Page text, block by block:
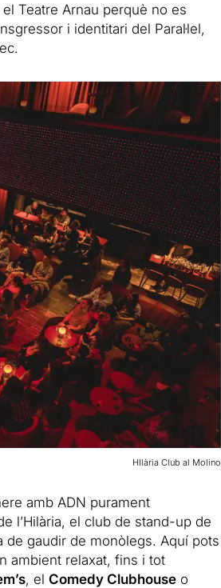
Teatre Arnau perquè no es
i identitari del Paral·lel,
HIlària Club al Molino
amb ADN purament
l’Hilària, el club de stand-up de
de gaudir de monòlegs. Aquí pots
ambient relaxat, fins i tot
, el Comedy Clubhouseo